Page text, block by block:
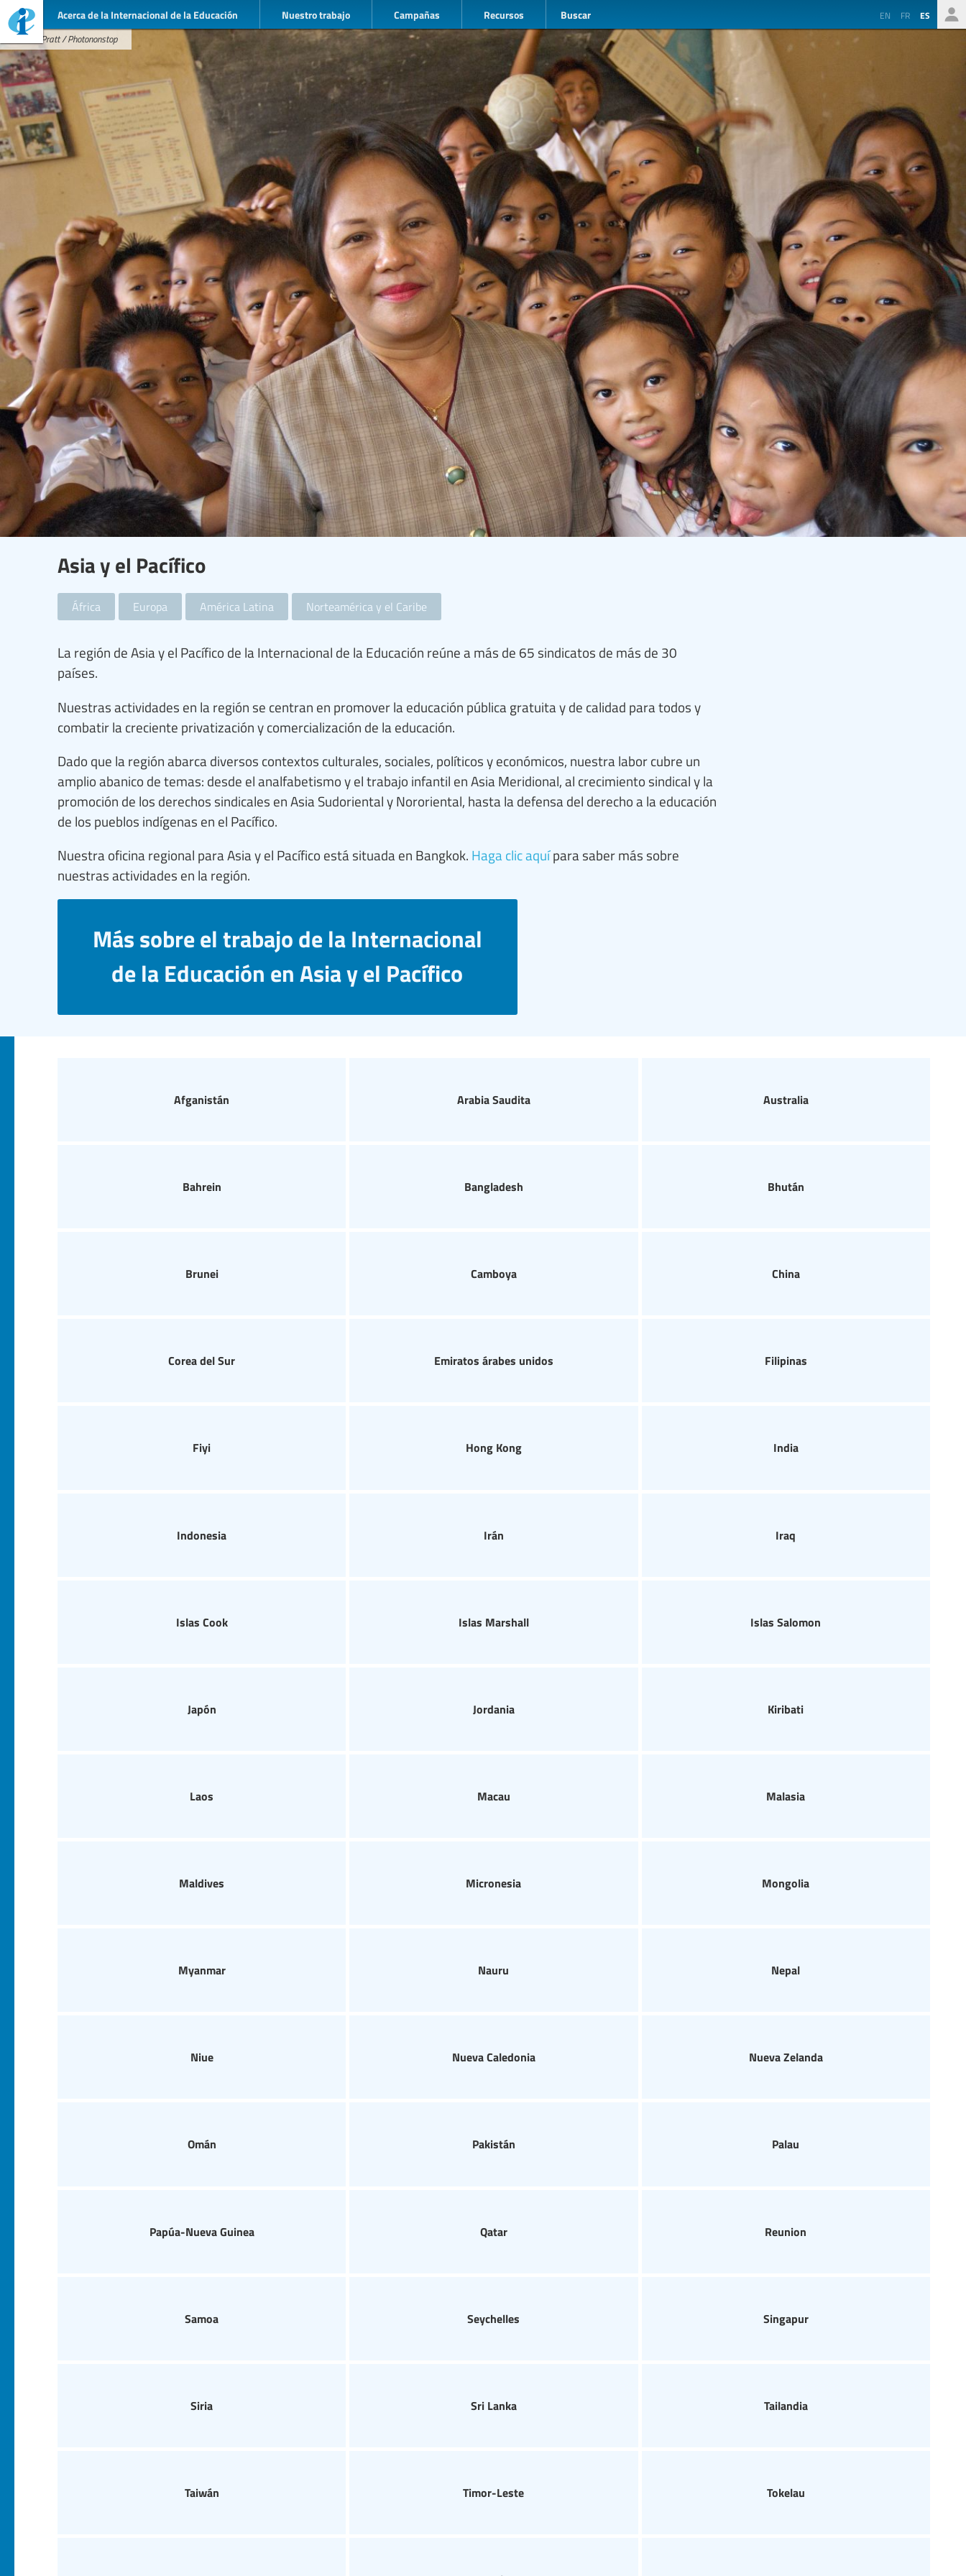
Acerca de la Internacional de la Educación Nuestro trabajo Campañas Recursos Buscar EN FR ES
J-C.&D. Pratt / Photononstop
Asia y el Pacífico
África Europa América Latina Norteamérica y el Caribe
La región de Asia y el Pacífico de la Internacional de la Educación reúne a más de 65 sindicatos de más de 30
países.
Nuestras actividades en la región se centran en promover la educación pública gratuita y de calidad para todos y
combatir la creciente privatización y comercialización de la educación.
Dado que la región abarca diversos contextos culturales, sociales, políticos y económicos, nuestra labor cubre un
amplio abanico de temas: desde el analfabetismo y el trabajo infantil en Asia Meridional, al crecimiento sindical y la
promoción de los derechos sindicales en Asia Sudoriental y Nororiental, hasta la defensa del derecho a la educación
de los pueblos indígenas en el Pacífico.
Nuestra oficina regional para Asia y el Pacífico está situada en Bangkok. Haga clic aquípara saber más sobre
nuestras actividades en la región.
Más sobre el trabajo de la Internacional
de la Educación en Asia y el Pacífico
Afganistán Arabia Saudita Australia
Bahrein Bangladesh Bhután
Brunei Camboya China
Corea del Sur Emiratos árabes unidos Filipinas
Fiyi Hong Kong India
Indonesia Irán Iraq
Islas Cook Islas Marshall Islas Salomon
Japón Jordania Kiribati
Laos Macau Malasia
Maldives Micronesia Mongolia
Myanmar Nauru Nepal
Niue Nueva Caledonia Nueva Zelanda
Omán Pakistán Palau
Papúa-Nueva Guinea Qatar Reunion
Samoa Seychelles Singapur
Siria Sri Lanka Tailandia
Taiwán Timor-Leste Tokelau